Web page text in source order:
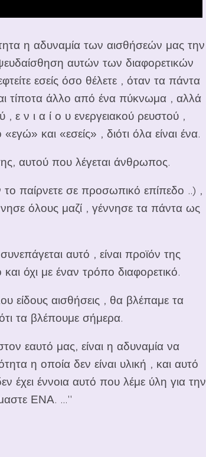
η αδυναμία των αισθήσεών μας την
αυτών των διαφορετικών
εσείς όσο θέλετε , όταν τα πάντα
τίποτα άλλο από ένα πύκνωμα , αλλά
ε ν ι α ί ο υ ενεργειακού ρευστού ,
και «εσείς» , διότι όλα είναι ένα.
αυτού που λέγεται άνθρωπος.
το παίρνετε σε προσωπικό επίπεδο ..) ,
όλους μαζί , γέννησε τα πάντα ως
αυτό , είναι προϊόν της
όχι με έναν τρόπο διαφορετικό.
είδους αισθήσεις , θα βλέπαμε τα
τα βλέπουμε σήμερα.
εαυτό μας, είναι η αδυναμία να
η οποία δεν είναι υλική , και αυτό
έχει έννοια αυτό που λέμε ύλη για την
ΕΝΑ. ...''